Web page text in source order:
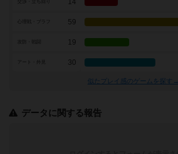
14
59
19
アート・外見 30
似たプレイ感のゲームを探す→
データに関する報告